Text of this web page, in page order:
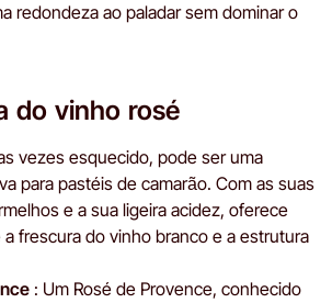
redondeza ao paladar sem dominar o
do vinho rosé
vezes esquecido, pode ser uma
para pastéis de camarão. Com as suas
e a sua ligeira acidez, oferece
frescura do vinho branco e a estrutura
: Um Rosé de Provence, conhecido